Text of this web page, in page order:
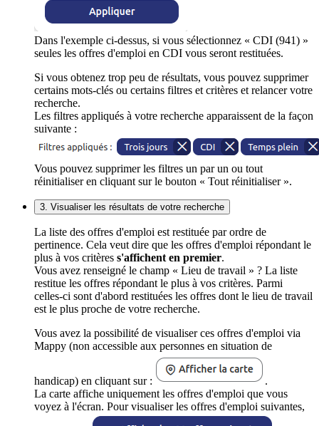
Dans l'exemple ci-dessus, si vous sélectionnez « CDI (941) »
seules les offres d'emploi en CDI vous seront restituées.
Si vous obtenez trop peu de résultats, vous pouvez supprimer
certains mots-clés ou certains filtres et critères et relancer votre
recherche.
Les filtres appliqués à votre recherche apparaissent de la façon
suivante :
Vous pouvez supprimer les filtres un par un ou tout
réinitialiser en cliquant sur le bouton « Tout réinitialiser ».
3. Visualiser les résultats de votre recherche
La liste des offres d'emploi est restituée par ordre de
pertinence. Cela veut dire que les offres d'emploi répondant le
plus à vos critères s'affichent en premier.
Vous avez renseigné le champ « Lieu de travail » ? La liste
restitue les offres répondant le plus à vos critères. Parmi
celles-ci sont d'abord restituées les offres dont le lieu de travail
est le plus proche de votre recherche.
Vous avez la possibilité de visualiser ces offres d'emploi via
Mappy (non accessible aux personnes en situation de
handicap) en cliquant sur :
.
La carte affiche uniquement les offres d'emploi que vous
voyez à l'écran. Pour visualiser les offres d'emploi suivantes,